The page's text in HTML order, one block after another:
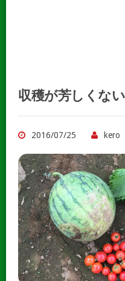
収穫が芳しくない
2016/07/25 kero